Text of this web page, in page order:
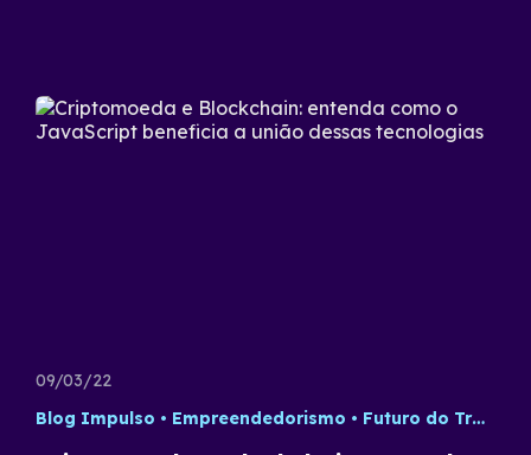
09/03/22
Blog Impulso
Empreendedorismo Futuro do Trabalho